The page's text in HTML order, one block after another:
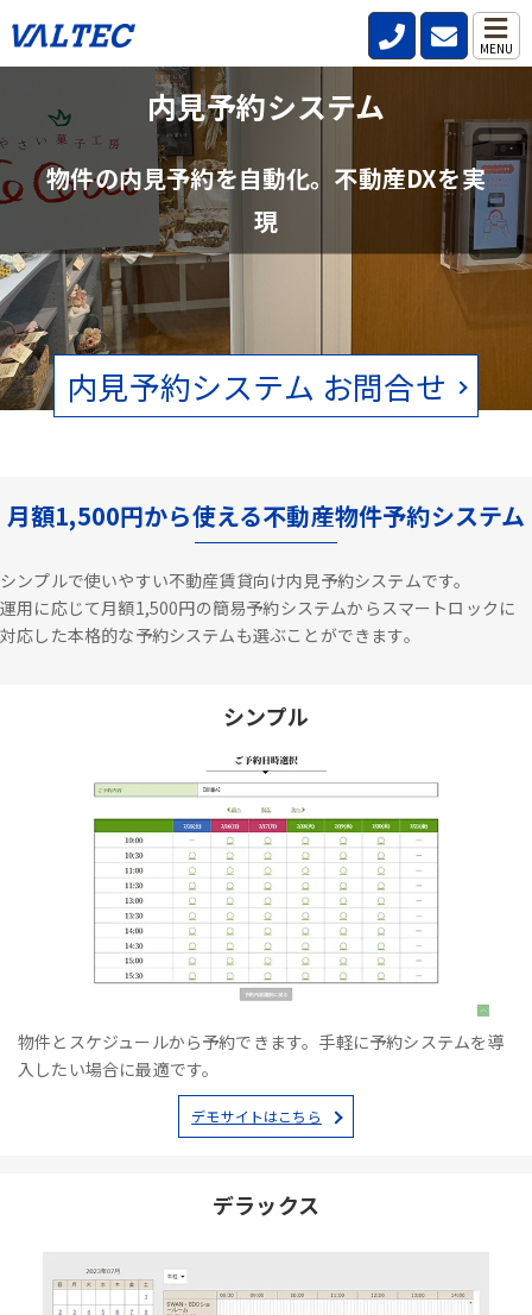
MENU
内見予約システム
物件の内見予約を自動化。不動産DXを実
現
内見予約システム お問合せ
不動産管理会社と仲介会社の内見確認の
手間を削減
賃貸物件の空状況をリアルタイムで確認。電話、FAXの手間をなくし
月額1,500円から使える不動産物件予約システム
シンプルで使いやすい不動産賃貸向け内見予約システムです。
運用に応じて月額1,500円の簡易予約システムからスマートロックに
対応した本格的な予約システムも選ぶことができます。
シンプル
物件とスケジュールから予約できます。手軽に予約システムを導
入したい場合に最適です。
デモサイトはこちら
デラックス